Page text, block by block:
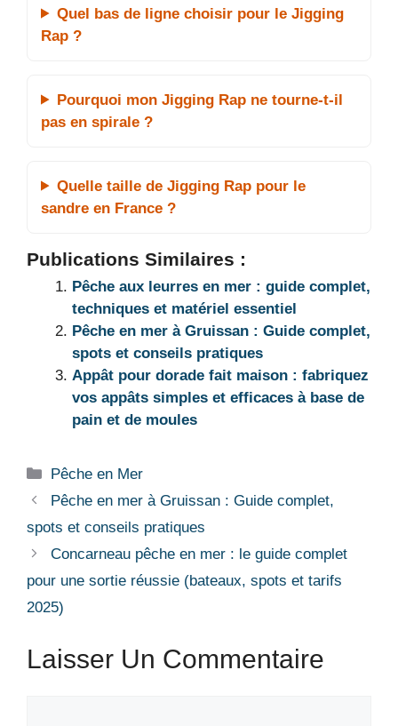
Quel bas de ligne choisir pour le Jigging
Rap ?
Pourquoi mon Jigging Rap ne tourne-t-il
pas en spirale ?
Quelle taille de Jigging Rap pour le
sandre en France ?
Publications Similaires :
Pêche aux leurres en mer : guide complet,
techniques et matériel essentiel
Pêche en mer à Gruissan : Guide complet,
spots et conseils pratiques
Appât pour dorade fait maison : fabriquez
vos appâts simples et efficaces à base de
pain et de moules
Catégories
Pêche en Mer
Pêche en mer à Gruissan : Guide complet,
spots et conseils pratiques
Concarneau pêche en mer : le guide complet
pour une sortie réussie (bateaux, spots et tarifs
2025)
Laisser Un Commentaire